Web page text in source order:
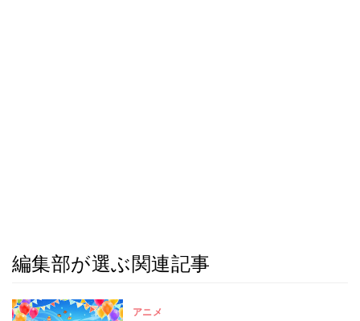
編集部が選ぶ関連記事
アニメ